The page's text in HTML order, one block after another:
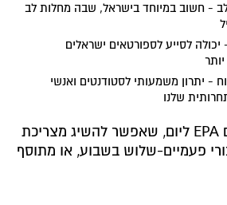
- חשוב במיוחד בישראל, שבה מחלות לב
לסייע לספורטאים ישראלים
- יתרון משמעותי לסטודנטים ואנשי
שלנו
מינון מומלץ: 1-2 גרם EPA ליום, שאפשר להשיג מצריכת
פעמיים-שלוש בשבוע, או מתוסף